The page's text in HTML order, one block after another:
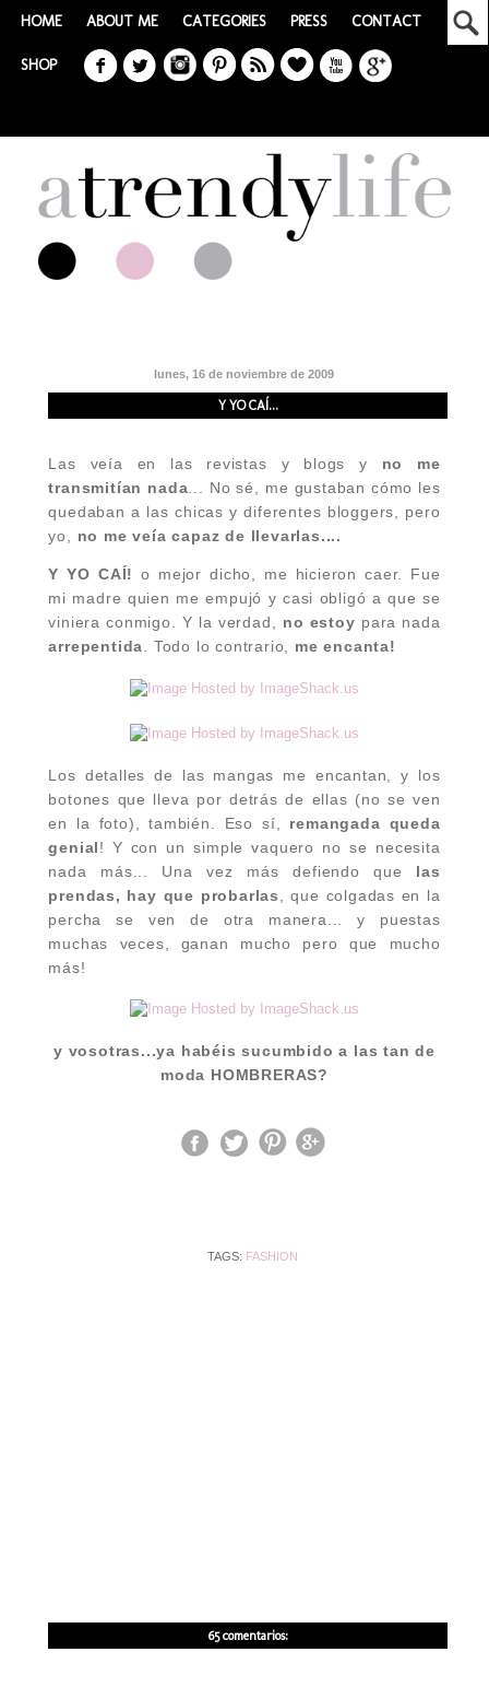
HOME ABOUT ME CATEGORIES PRESS CONTACT
SHOP
lunes, 16 de noviembre de 2009
Y YO CAÍ...
Las veía en las revistas y blogs y no me
transmitían nada... No sé, me gustaban cómo les
quedaban a las chicas y diferentes bloggers, pero
yo, no me veía capaz de llevarlas....
Y YO CAÍ! o mejor dicho, me hicieron caer. Fue
mi madre quien me empujó y casi obligó a que se
viniera conmigo. Y la verdad, no estoy para nada
arrepentida. Todo lo contrario, me encanta!
Los detalles de las mangas me encantan, y los
botones que lleva por detrás de ellas (no se ven
en la foto),
también. Eso sí, remangada queda
genial! Y con un simple vaquero no se necesita
nada más... Una vez más defiendo que las
prendas, hay que probarlas
, que colgadas en la
percha se ven de otra manera... y puestas
muchas veces, ganan mucho pero que mucho
más!
y vosotras...ya habéis sucumbido a las tan de
moda HOMBRERAS?
TAGS: FASHION
65 comentarios: